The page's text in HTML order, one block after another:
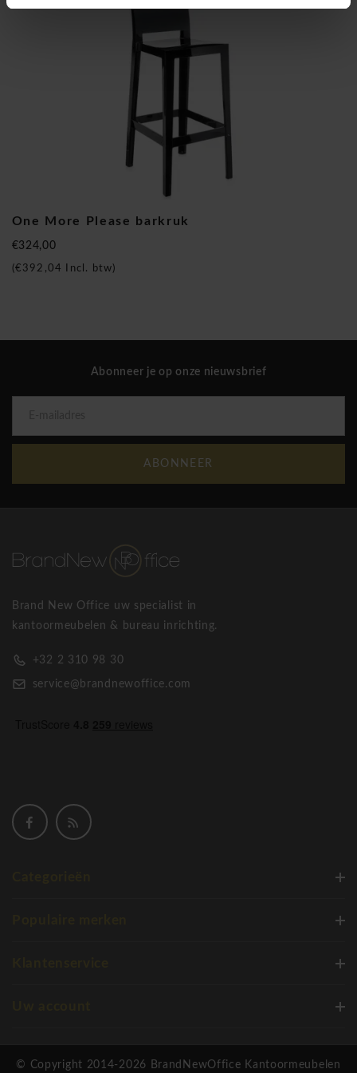
is van Italiaanse afkomst. Het toonaangevende design bedrijf
werd opgericht in 1949 door Giulio Castelli en wordt nu
gerund door Claudio Luti. Kartell is een van de symbolen van
Italiaans design over de hele wereld. Met tal van succesvolle
creaties, zoals bureautafels, tafels, stoelen, bureaustoelen,
kasten, verlichting en andere woonaccessoires, wisten ze de
harten van veel mensen te veroveren. Het Kartell verhaal
vele andere. Voor wie op zoek is naar een vaste waarde in de
One More Please barkruk
€324,00
€392,04 Incl. btw)
Abonneer je op onze nieuwsbrief
ABONNEER
Brand New Office uw specialist in
kantoormeubelen & bureau inrichting.
+32 2 310 98 30
service@brandnewoffice.com
© Copyright 2014-2026 BrandNewOffice Kantoormeubelen